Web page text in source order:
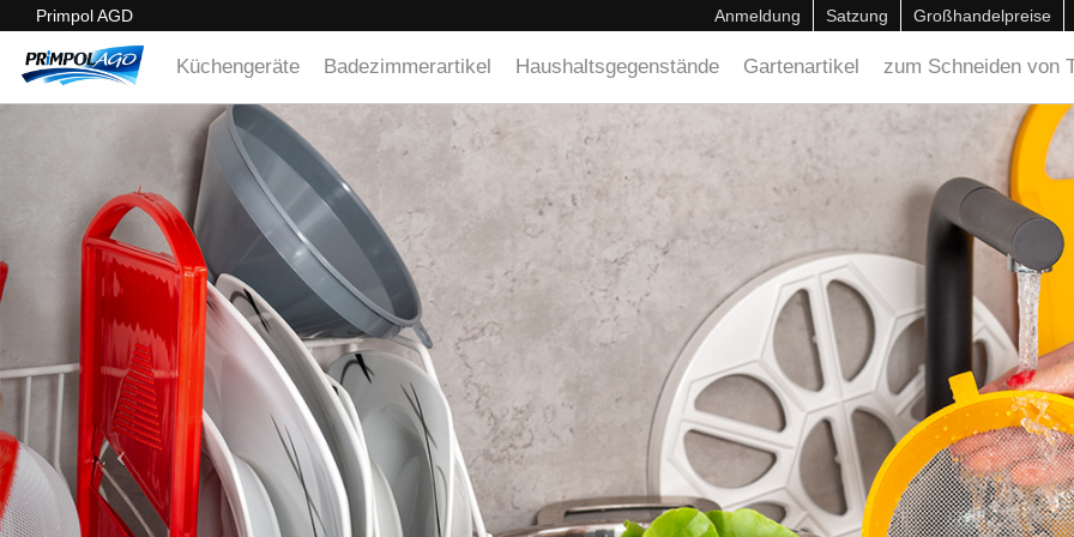
Primpol AGD Anmeldung Satzung Großhandelpreise
Küchengeräte Badezimmerartikel Haushaltsgegenstände Gartenartikel zum Schneiden von